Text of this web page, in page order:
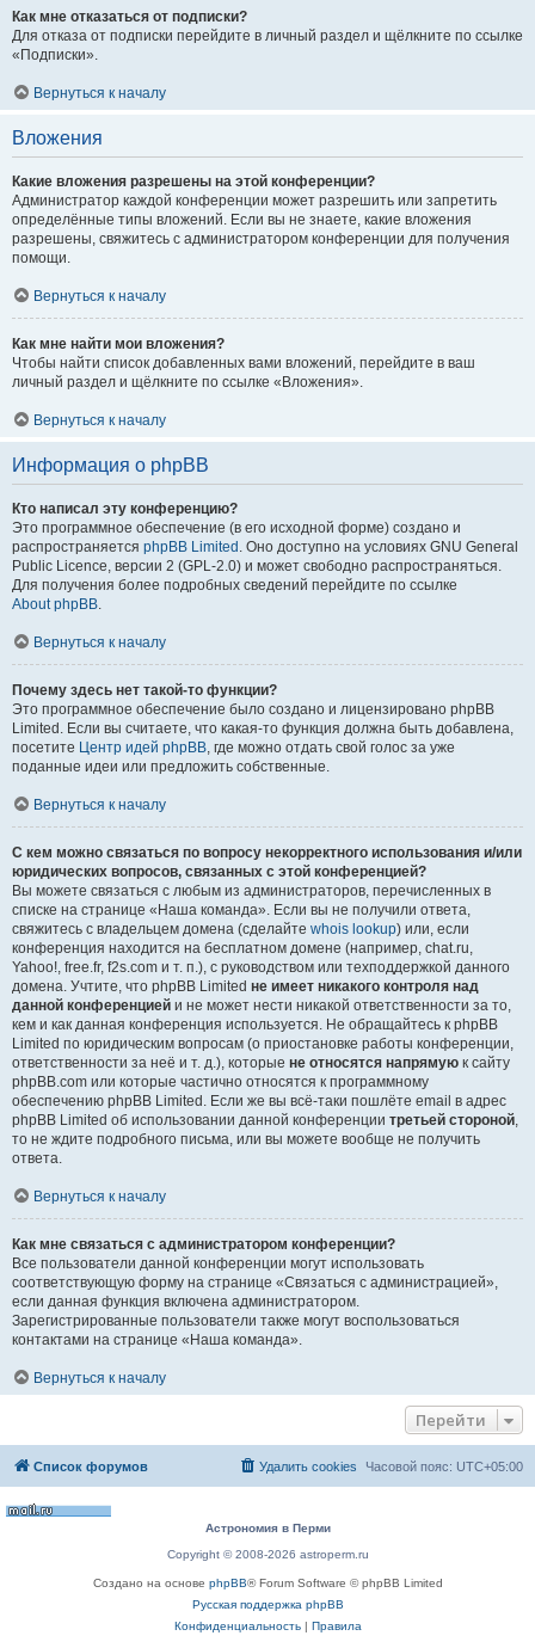
Как мне отказаться от подписки?
Для отказа от подписки перейдите в личный раздел и щёлкните по ссылке
«Подписки».
Вернуться к началу
Вложения
Какие вложения разрешены на этой конференции?
Администратор каждой конференции может разрешить или запретить
определённые типы вложений. Если вы не знаете, какие вложения
разрешены, свяжитесь с администратором конференции для получения
помощи.
Вернуться к началу
Как мне найти мои вложения?
Чтобы найти список добавленных вами вложений, перейдите в ваш
личный раздел и щёлкните по ссылке «Вложения».
Вернуться к началу
Информация о phpBB
Кто написал эту конференцию?
Это программное обеспечение (в его исходной форме) создано и
распространяется phpBB Limited . Оно доступно на условиях GNU General
Public Licence, версии 2 (GPL-2.0) и может свободно распространяться.
Для получения более подробных сведений перейдите по ссылке
About phpBB
Вернуться к началу
Почему здесь нет такой-то функции?
Это программное обеспечение было создано и лицензировано phpBB
Limited. Если вы считаете, что какая-то функция должна быть добавлена,
посетите Центр идей phpBB , где можно отдать свой голос за уже
поданные идеи или предложить собственные.
Вернуться к началу
С кем можно связаться по вопросу некорректного использования и/или
юридических вопросов, связанных с этой конференцией?
Вы можете связаться с любым из администраторов, перечисленных в
списке на странице «Наша команда». Если вы не получили ответа,
свяжитесь с владельцем домена (сделайте whois lookup) или, если
конференция находится на бесплатном домене (например, chat.ru,
Yahoo!, free.fr, f2s.com и т. п.), с руководством или техподдержкой данного
домена. Учтите, что phpBB Limited не имеет никакого контроля над
данной конференцией и не может нести никакой ответственности за то,
кем и как данная конференция используется. Не обращайтесь к phpBB
Limited по юридическим вопросам (о приостановке работы конференции,
ответственности за неё и т. д.), которые не относятся напрямую к сайту
phpBB.com или которые частично относятся к программному
обеспечению phpBB Limited. Если же вы всё-таки пошлёте email в адрес
phpBB Limited об использовании данной конференции третьей стороной
то не ждите подробного письма, или вы можете вообще не получить
ответа.
Вернуться к началу
Как мне связаться с администратором конференции?
Все пользователи данной конференции могут использовать
соответствующую форму на странице «Связаться с администрацией»,
если данная функция включена администратором.
Зарегистрированные пользователи также могут воспользоваться
контактами на странице «Наша команда».
Вернуться к началу
Перейти
Список форумов Часовой пояс: UTC+05:00
Удалить cookies
Астрономия в Перми
Copyright © 2008-2026 astroperm.ru
Создано на основе phpBB® Forum Software © phpBB Limited
Русская поддержка phpBB
Конфиденциальность| Правила